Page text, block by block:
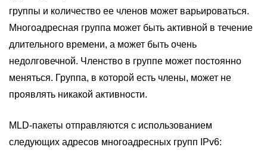
группы и количество ее членов может варьироваться.
Многоадресная группа может быть активной в течение
длительного времени, а может быть очень
недолговечной. Членство в группе может постоянно
меняться. Группа, в которой есть члены, может не
проявлять никакой активности.
MLD-пакеты отправляются с использованием
следующих адресов многоадресных групп IPv6: